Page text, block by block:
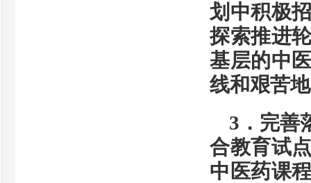
划中积极
探索推进
基层的中
线和艰苦
3．完善
合教育试
中医药课